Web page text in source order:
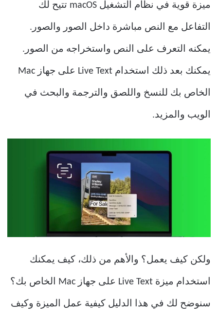
ميزة قوية في نظام التشغيل macOS تتيح لك
التفاعل مع النص مباشرة داخل الصور والصور.
يمكنه التعرف على النص واستخراجه من الصور.
يمكنك بعد ذلك استخدام Live Text على جهاز Mac
الخاص بك للنسخ واللصق والترجمة والبحث في
الويب والمزيد.
ولكن كيف يعمل؟ والأهم من ذلك، كيف يمكنك
استخدام ميزة Live Text على جهاز Mac الخاص بك؟
سنوضح لك في هذا الدليل كيفية عمل الميزة وكيف